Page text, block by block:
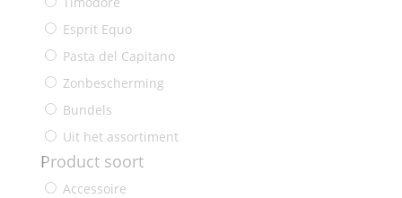
Esprit Equo
Pasta del Capitano
Zonbescherming
Bundels
Uit het assortiment
Product soort
Accessoire